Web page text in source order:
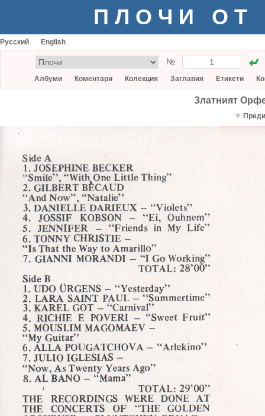
ПЛОЧИ ОТ
Русский English
№
Албуми Коментари Колекция Заглавия Етикети
Златният
«